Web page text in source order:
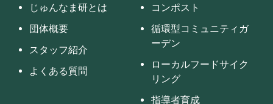
じゅんなま研とは
団体概要
スタッフ紹介
よくある質問
コンポスト
循環型コミュニティガ
ーデン
ローカルフードサイク
リング
指導者育成